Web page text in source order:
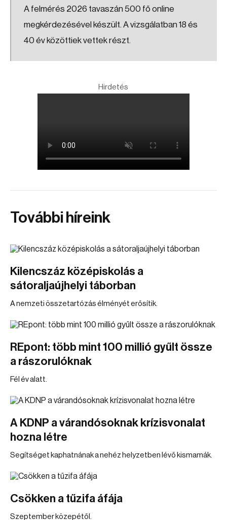
A felmérés 2026 tavaszán 500 fő online
megkérdezésével készült. A vizsgálatban 18 és
40 év közöttiek vettek részt.
Hirdetés
További híreink
Kilencszáz középiskolás a
sátoraljaújhelyi táborban
A nemzeti összetartózás élményét erősítik.
REpont: több mint 100 millió gyűlt össze
a rászorulóknak
Fél év alatt.
A KDNP a várandósoknak krízisvonalat
hozna létre
Segítséget kaphatnának a nehéz helyzetben lévő kismamák.
Csökken a tűzifa áfája
Szeptember közepétől.